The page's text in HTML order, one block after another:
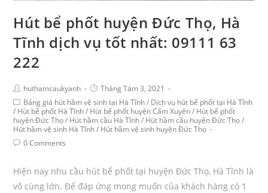
Hút bể phốt huyện Đức Thọ, Hà
Tĩnh dịch vụ tốt nhất: 09111 63
222
huthamcaukyanh
Tháng Tám 3, 2021
Bảng giá hút hầm vệ sinh tại Hà Tĩnh / Dịch vụ hút bể phốt tại Hà Tĩnh
/ Hút bể phốt Hà Tĩnh / Hút bể phốt huyện Cẩm Xuyên / Hút bể phốt
huyện Đức Thọ / Hút hầm cầu Hà Tĩnh / Hút hầm cầu huyện Đức Thọ /
Hút hầm vệ sinh Hà Tĩnh / Hút hầm vệ sinh huyện Đức Thọ
0 Comments
Hiện nay nhu cầu hút bể phốt tại huyện Đức Thọ, Hà Tĩnh là
vô cùng lớn. Để đáp ứng mong muốn của khách hàng có 1